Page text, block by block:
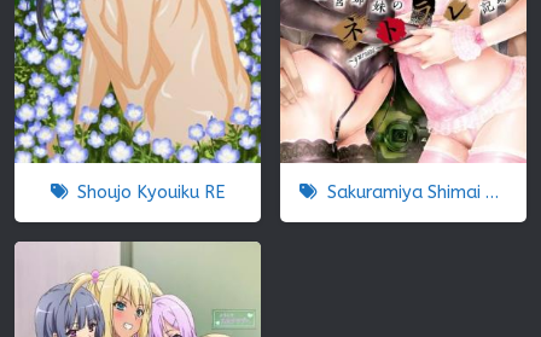
Shoujo Kyouiku RE Sakuramiya Shimai no Netorare Kiroku